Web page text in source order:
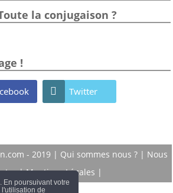
En poursuivant votre
de
la conjugaison ?
!
 Twitter
- 2019 | Qui sommes nous ? | Nous
|Mentions Légales |